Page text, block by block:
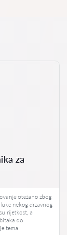
za
otežano zbog
nekog državnog
rijetkost, a
do
tema